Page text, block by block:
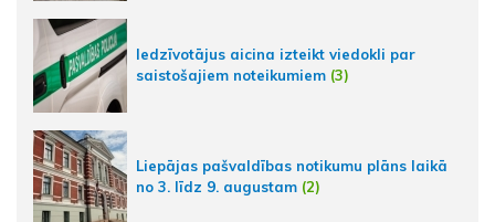
Iedzīvotājus aicina izteikt viedokli par
saistošajiem noteikumiem (3)
Liepājas pašvaldības notikumu plāns laikā
no 3. līdz 9. augustam (2)